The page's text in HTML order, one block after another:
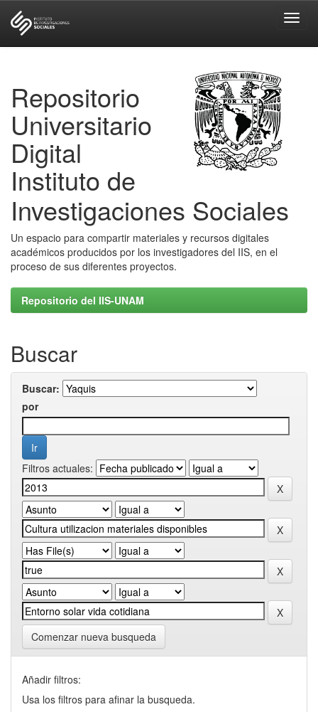
Repositorio
Universitario
Digital
Instituto de
Investigaciones Sociales
Un espacio para compartir materiales y recursos digitales
académicos producidos por los investigadores del IIS, en el
proceso de sus diferentes proyectos.
Repositorio del IIS-UNAM
Buscar
Buscar:
por
Filtros actuales:
Comenzar nueva busqueda
Añadir filtros:
Usa los filtros para afinar la busqueda.